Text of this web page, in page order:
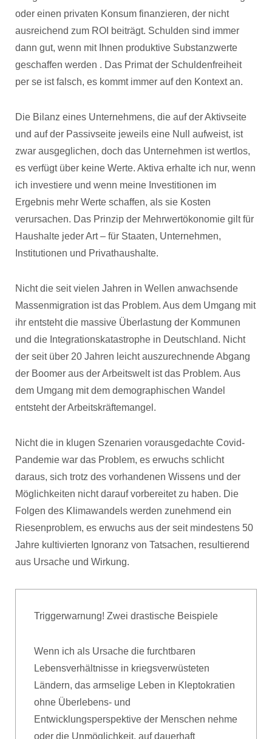
oder einen privaten Konsum finanzieren, der nicht
ausreichend zum ROI beiträgt. Schulden sind immer
dann gut, wenn mit Ihnen produktive Substanzwerte
geschaffen werden . Das Primat der Schuldenfreiheit
per se ist falsch, es kommt immer auf den Kontext an.
Die Bilanz eines Unternehmens, die auf der Aktivseite
und auf der Passivseite jeweils eine Null aufweist, ist
zwar ausgeglichen, doch das Unternehmen ist wertlos,
es verfügt über keine Werte. Aktiva erhalte ich nur, wenn
ich investiere und wenn meine Investitionen im
Ergebnis mehr Werte schaffen, als sie Kosten
verursachen. Das Prinzip der Mehrwertökonomie gilt für
Haushalte jeder Art – für Staaten, Unternehmen,
Institutionen und Privathaushalte.
Nicht die seit vielen Jahren in Wellen anwachsende
Massenmigration ist das Problem. Aus dem Umgang mit
ihr entsteht die massive Überlastung der Kommunen
und die Integrationskatastrophe in Deutschland. Nicht
der seit über 20 Jahren leicht auszurechnende Abgang
der Boomer aus der Arbeitswelt ist das Problem. Aus
dem Umgang mit dem demographischen Wandel
entsteht der Arbeitskräftemangel.
Nicht die in klugen Szenarien vorausgedachte Covid-
Pandemie war das Problem, es erwuchs schlicht
daraus, sich trotz des vorhandenen Wissens und der
Möglichkeiten nicht darauf vorbereitet zu haben. Die
Folgen des Klimawandels werden zunehmend ein
Riesenproblem, es erwuchs aus der seit mindestens 50
Jahre kultivierten Ignoranz von Tatsachen, resultierend
aus Ursache und Wirkung.
Triggerwarnung! Zwei drastische Beispiele
Wenn ich als Ursache die furchtbaren
Lebensverhältnisse in kriegsverwüsteten
Ländern, das armselige Leben in Kleptokratien
ohne Überlebens- und
Entwicklungsperspektive der Menschen nehme
oder die Unmöglichkeit, auf dauerhaft